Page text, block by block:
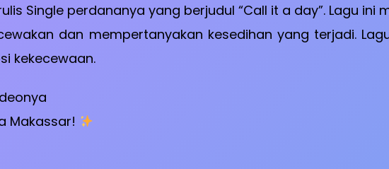
Single perdananya yang berjudul “Call it a day”. Lagu ini
dan mempertanyakan kesedihan yang terjadi.
kekecewaan.
Makassar!